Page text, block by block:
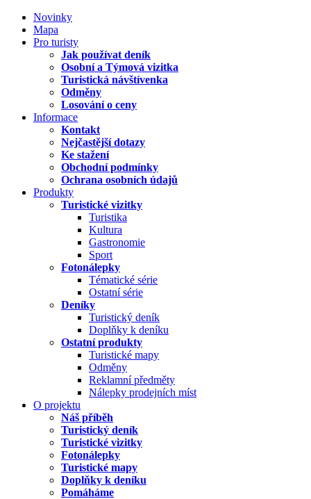
Novinky
Mapa
Pro turisty
Jak používat deník
Osobní a Týmová vizitka
Turistická návštívenka
Odměny
Losování o ceny
Informace
Kontakt
Nejčastější dotazy
Ke stažení
Obchodní podmínky
Ochrana osobních údajů
Produkty
Turistické vizitky
Turistika
Kultura
Gastronomie
Sport
Fotonálepky
Tématické série
Ostatní série
Deníky
Turistický deník
Doplňky k deníku
Ostatní produkty
Turistické mapy
Odměny
Reklamní předměty
Nálepky prodejních míst
O projektu
Náš příběh
Turistický deník
Turistické vizitky
Fotonálepky
Turistické mapy
Doplňky k deníku
Pomáháme